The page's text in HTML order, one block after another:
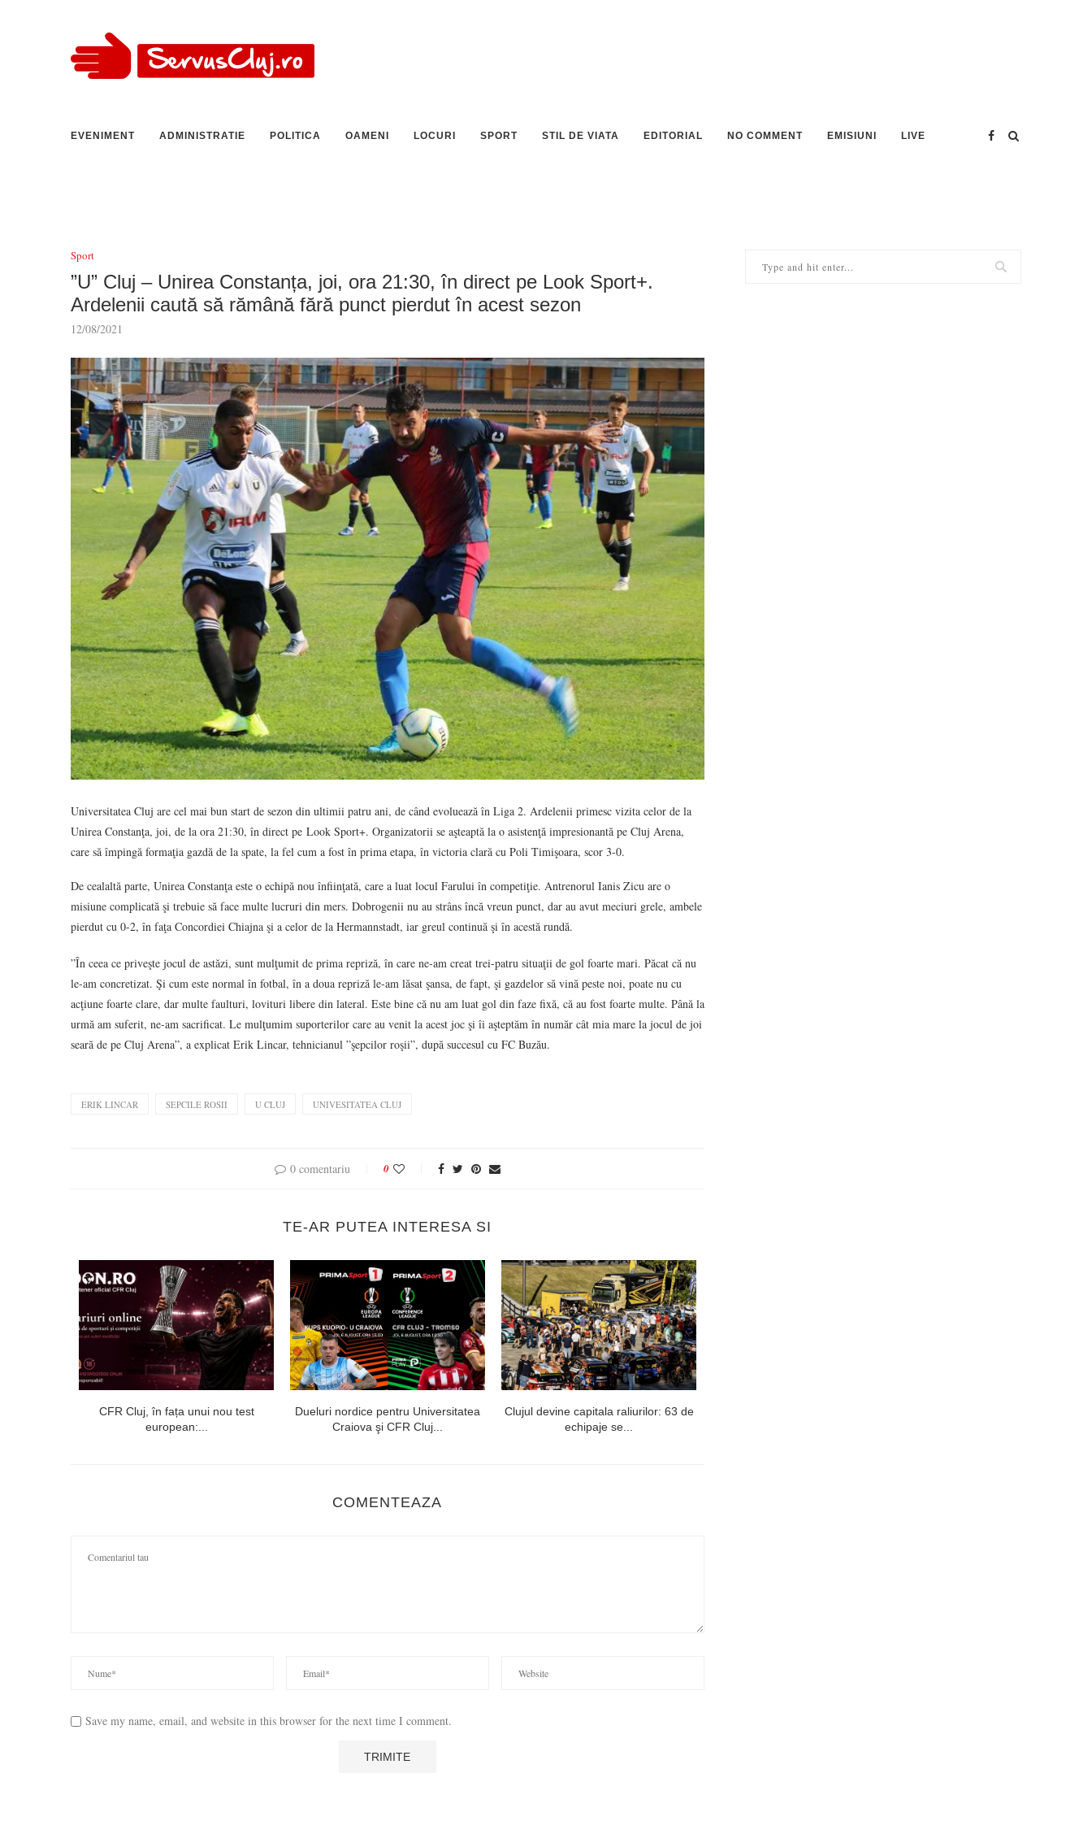
EVENIMENT ADMINISTRATIE POLITICA OAMENI LOCURI SPORT STIL DE VIATA EDITORIAL NO COMMENT EMISIUNI LIVE
Sport
”U” Cluj – Unirea Constanța, joi, ora 21:30, în direct pe Look Sport+.
Ardelenii caută să rămână fără punct pierdut în acest sezon
12/08/2021
Universitatea Cluj are cel mai bun start de sezon din ultimii patru ani, de când evoluează în Liga 2. Ardelenii primesc vizita celor de la
Unirea Constanţa, joi, de la ora 21:30, în direct pe Look Sport+. Organizatorii se aşteaptă la o asistenţă impresionantă pe Cluj Arena,
care să împingă formaţia gazdă de la spate, la fel cum a fost în prima etapa, în victoria clară cu Poli Timişoara, scor 3-0.
De cealaltă parte, Unirea Constanţa este o echipă nou înfiinţată, care a luat locul Farului în competiţie. Antrenorul Ianis Zicu are o
misiune complicată şi trebuie să face multe lucruri din mers. Dobrogenii nu au strâns încă vreun punct, dar au avut meciuri grele, ambele
pierdut cu 0-2, în faţa Concordiei Chiajna şi a celor de la Hermannstadt, iar greul continuă şi în acestă rundă.
”În ceea ce priveşte jocul de astăzi, sunt mulţumit de prima repriză, în care ne-am creat trei-patru situaţii de gol foarte mari. Păcat că nu
le-am concretizat. Şi cum este normal în fotbal, în a doua repriză le-am lăsat şansa, de fapt, şi gazdelor să vină peste noi, poate nu cu
acţiune foarte clare, dar multe faulturi, lovituri libere din lateral. Este bine că nu am luat gol din faze fixă, că au fost foarte multe. Până la
urmă am suferit, ne-am sacrificat. Le mulţumim suporterilor care au venit la acest joc şi îi aşteptăm în număr cât mia mare la jocul de joi
seară de pe Cluj Arena”, a explicat Erik Lincar, tehnicianul ”şepcilor roşii”, după succesul cu FC Buzău.
ERIK LINCAR SEPCILE ROSII U CLUJ UNIVESITATEA CLUJ
0 comentariu 0
TE-AR PUTEA INTERESA SI
CFR Cluj, în fața unui nou test
european:...
Dueluri nordice pentru Universitatea
Craiova şi CFR Cluj...
Clujul devine capitala raliurilor: 63 de
echipaje se...
COMENTEAZA
Save my name, email, and website in this browser for the next time I comment.